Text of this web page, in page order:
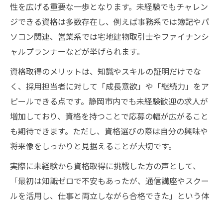
性を広げる重要な一歩となります。未経験でもチャレン
ジできる資格は多数存在し、例えば事務系では簿記やパ
ソコン関連、営業系では宅地建物取引士やファイナンシ
ャルプランナーなどが挙げられます。
資格取得のメリットは、知識やスキルの証明だけでな
く、採用担当者に対して「成長意欲」や「継続力」をア
ピールできる点です。静岡市内でも未経験歓迎の求人が
増加しており、資格を持つことで応募の幅が広がること
も期待できます。ただし、資格選びの際は自分の興味や
将来像をしっかりと見据えることが大切です。
実際に未経験から資格取得に挑戦した方の声として、
「最初は知識ゼロで不安もあったが、通信講座やスクー
ルを活用し、仕事と両立しながら合格できた」という体